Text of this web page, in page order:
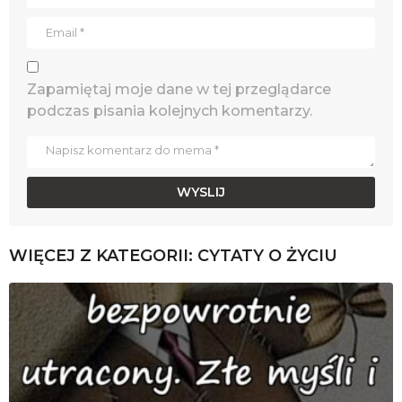
Zapamiętaj moje dane w tej przeglądarce
podczas pisania kolejnych komentarzy.
WIĘCEJ Z KATEGORII: CYTATY O ŻYCIU